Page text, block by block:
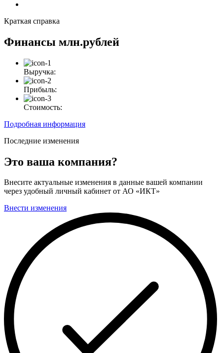
Краткая справка
Финансы млн.рублей
Выручка:
Прибыль:
Стоимость:
Подробная информация
Последние изменения
Это ваша компания?
Внесите актуальные изменения в данные вашей компании
через удобный личный кабинет от АО «ИКТ»
Внести изменения